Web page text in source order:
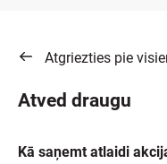
Atgriezties pie
Atved draugu
Kā saņemt atlaidi